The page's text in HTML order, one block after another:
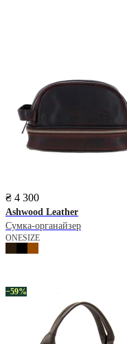
₴ 4 300
Ashwood Leather
Сумка-органайзер
ONESIZE
−59%